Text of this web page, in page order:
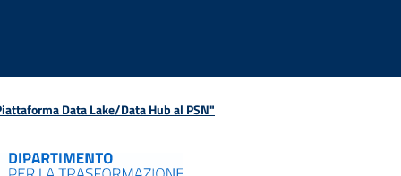
Data Lake/Data Hub al PSN"